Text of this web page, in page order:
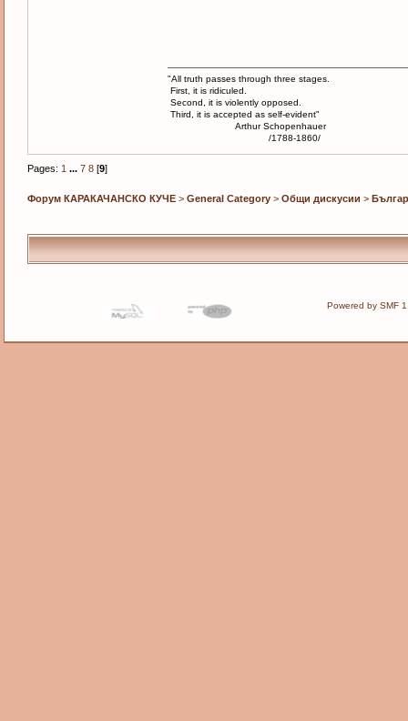
"All truth passes through three stages.
First, it is ridiculed.
Second, it is violently opposed.
Third, it is accepted as self-evident"
Arthur Schopenhauer
/1788-1860/
Pages: 1 ... 7 8[9]
Форум КАРАКАЧАНСКО КУЧЕ> General Category> Общи дискусии >
Powered by SMF